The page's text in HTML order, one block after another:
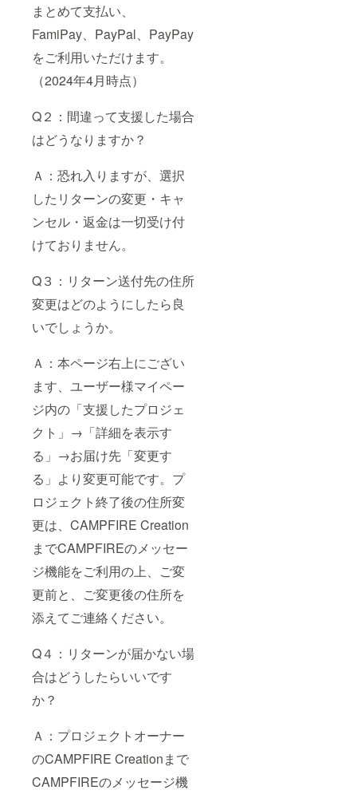
まとめて支払い、
FamiPay、PayPal、PayPay
をご利用いただけます。
（2024年4月時点）
Q２：間違って支援した場合
はどうなりますか？
Ａ：恐れ入りますが、選択
したリターンの変更・キャ
ンセル・返金は一切受け付
けておりません。
Q３：リターン送付先の住所
変更はどのようにしたら良
いでしょうか。
Ａ：本ページ右上にござい
ます、ユーザー様マイペー
ジ内の「支援したプロジェ
クト」→「詳細を表示す
る」→お届け先「変更す
る」より変更可能です。プ
ロジェクト終了後の住所変
更は、CAMPFIRE Creation
までCAMPFIREのメッセー
ジ機能をご利用の上、ご変
更前と、ご変更後の住所を
添えてご連絡ください。
Q４：リターンが届かない場
合はどうしたらいいです
か？
Ａ：プロジェクトオーナー
のCAMPFIRE Creationまで
CAMPFIREのメッセージ機